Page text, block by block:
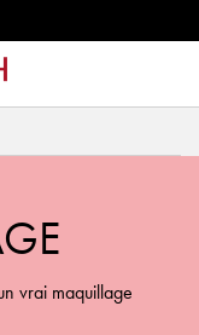
vrai maquillage